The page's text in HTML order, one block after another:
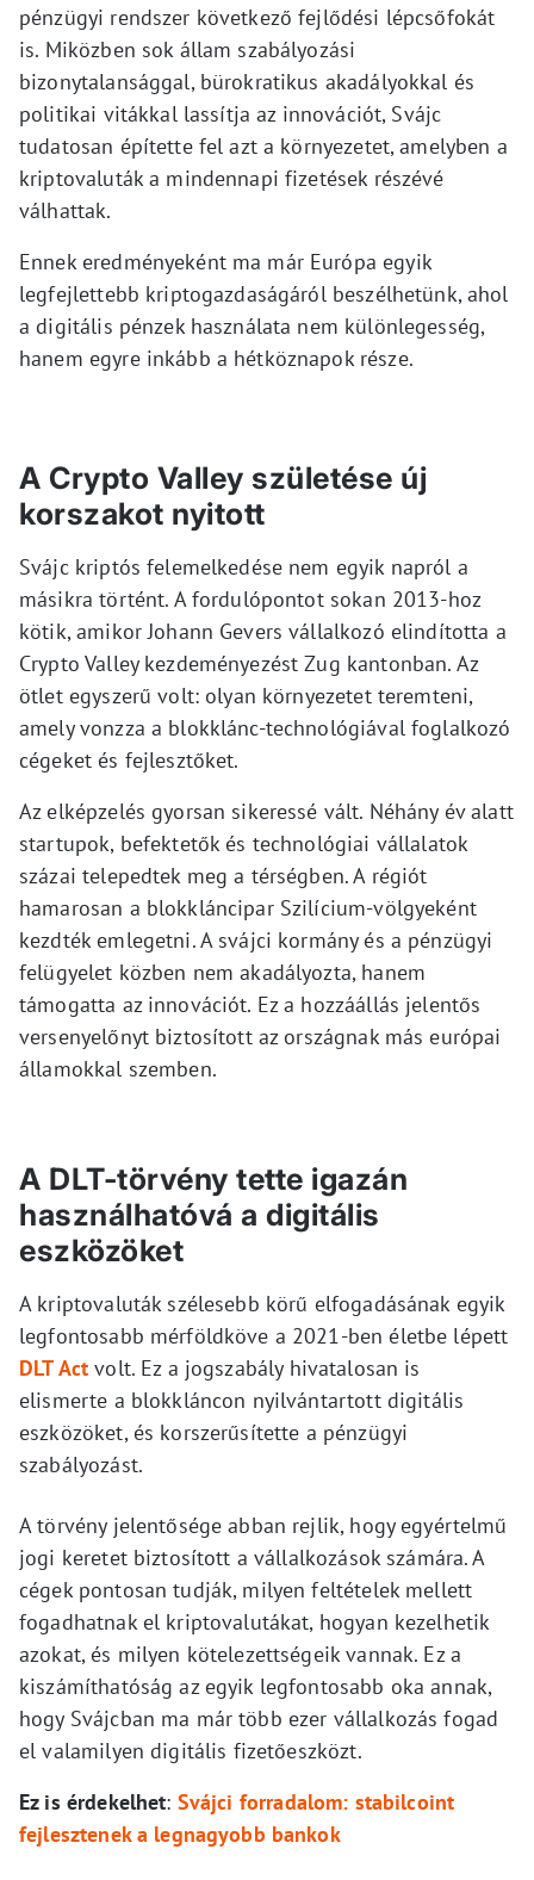
pénzügyi rendszer következő fejlődési lépcsőfokát
is. Miközben sok állam szabályozási
bizonytalansággal, bürokratikus akadályokkal és
politikai vitákkal lassítja az innovációt, Svájc
tudatosan építette fel azt a környezetet, amelyben a
kriptovaluták a mindennapi fizetések részévé
válhattak.
Ennek eredményeként ma már Európa egyik
legfejlettebb kriptogazdaságáról beszélhetünk, ahol
a digitális pénzek használata nem különlegesség,
hanem egyre inkább a hétköznapok része.
A Crypto Valley születése új
korszakot nyitott
Svájc kriptós felemelkedése nem egyik napról a
másikra történt. A fordulópontot sokan 2013-hoz
kötik, amikor Johann Gevers vállalkozó elindította a
Crypto Valley kezdeményezést Zug kantonban. Az
ötlet egyszerű volt: olyan környezetet teremteni,
amely vonzza a blokklánc-technológiával foglalkozó
cégeket és fejlesztőket.
Az elképzelés gyorsan sikeressé vált. Néhány év alatt
startupok, befektetők és technológiai vállalatok
százai telepedtek meg a térségben. A régiót
hamarosan a blokkláncipar Szilícium-völgyeként
kezdték emlegetni. A svájci kormány és a pénzügyi
felügyelet közben nem akadályozta, hanem
támogatta az innovációt. Ez a hozzáállás jelentős
versenyelőnyt biztosított az országnak más európai
államokkal szemben.
A DLT-törvény tette igazán
használhatóvá a digitális
eszközöket
A kriptovaluták szélesebb körű elfogadásának egyik
legfontosabb mérföldköve a 2021-ben életbe lépett
DLT Act volt. Ez a jogszabály hivatalosan is
elismerte a blokkláncon nyilvántartott digitális
eszközöket, és korszerűsítette a pénzügyi
szabályozást.
A törvény jelentősége abban rejlik, hogy egyértelmű
jogi keretet biztosított a vállalkozások számára. A
cégek pontosan tudják, milyen feltételek mellett
fogadhatnak el kriptovalutákat, hogyan kezelhetik
azokat, és milyen kötelezettségeik vannak. Ez a
kiszámíthatóság az egyik legfontosabb oka annak,
hogy Svájcban ma már több ezer vállalkozás fogad
el valamilyen digitális fizetőeszközt.
Ez is érdekelhet: Svájci forradalom: stabilcoint
fejlesztenek a legnagyobb bankok